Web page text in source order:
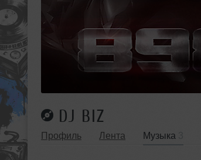
DJ BIZ
Профиль Лента Музыка